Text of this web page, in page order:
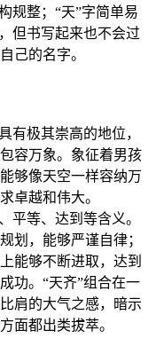
规整；“天”字简单易
但书写起来也不会过
己的名字。
有极其崇高的地位，
容万象。象征着男孩
够像天空一样容纳万
卓越和伟大。
平等、达到等含义。
划，能够严谨自律；
能够不断进取，达到
功。“天齐”组合在一
肩的大气之感，暗示
面都出类拔萃。